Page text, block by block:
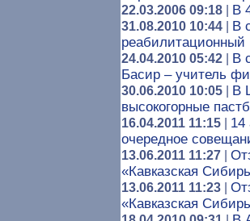
22.03.2006 09:18 В
31.08.2010 10:44
В
реабилитационный
24.04.2010 05:42
В
Басир – учитель
30.06.2010 10:05
В
высокогорные
16.04.2011 11:15
14
очередное
13.06.2011 11:27
«Кавказская
13.06.2011 11:23
«Кавказская